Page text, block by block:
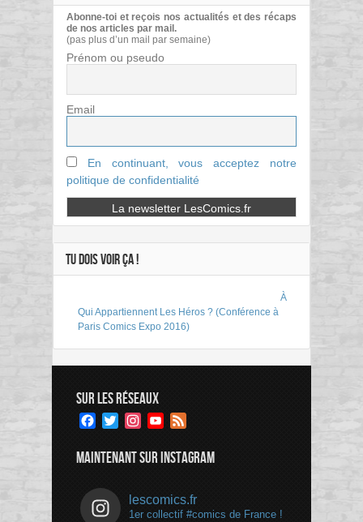
Abonne-toi et reçois nos actualités et des récaps
de nos articles par mail.
(pas plus d’un mail par semaine)
Prénom ou pseudo
Email
En continuant, vous acceptez notre
politique de confidentialité
TU DOIS VOIR ÇA !
À
Qui Appartiennent Les Héros ? (Conférence à
Paris Comics Expo 2016)
SUR LES RÉSEAUX
Facebook
TwitterInstagramYouTube
MAINTENANT SUR INSTAGRAM
lescomics.fr
1er collectif #comics de France !